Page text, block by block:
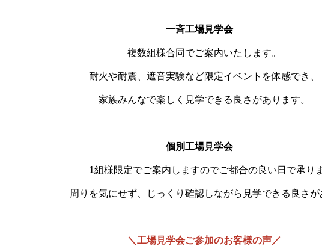
一斉工場見学会
同でご案内いたします。
音実験など限定イベントを体感でき、
楽しく見学できる良さがあります。
個別工場見学会
内しますのでご都合の良い日で承りま
じっくり確認しながら見学できる良さがあり
＼工場見学会ご参加のお客様の声／